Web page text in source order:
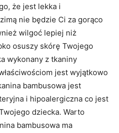
że jest lekka i
nie będzie Ci za gorąco
wilgoć lepiej niż
osuszy skórę Twojego
wykonany z tkaniny
jest wyjątkowo
bambusowa jest
i hipoalergiczna co jest
dziecka. Warto
bambusowa ma